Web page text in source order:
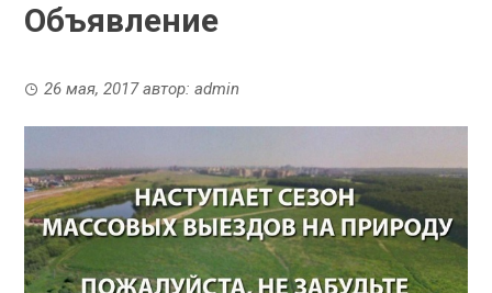
Объявление
26 мая, 2017автор:admin